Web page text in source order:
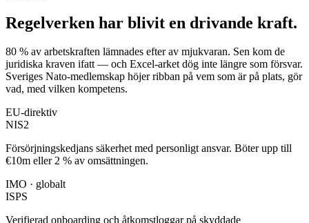
Regelverken har blivit en drivande kraft.
80 % av arbetskraften lämnades efter av mjukvaran. Sen kom de
juridiska kraven ifatt — och Excel-arket dög inte längre som försvar.
Sveriges Nato-medlemskap höjer ribban på vem som är på plats, gör
vad, med vilken kompetens.
EU-direktiv
NIS2
Försörjningskedjans säkerhet med personligt ansvar. Böter upp till
€10m eller 2 % av omsättningen.
IMO · globalt
ISPS
Verifierad onboarding och åtkomstloggar på skyddade